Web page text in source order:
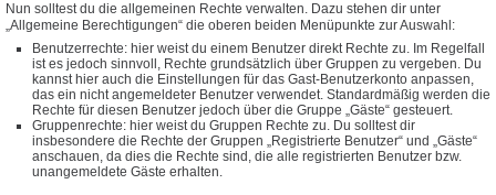
Nun solltest du die allgemeinen Rechte verwalten. Dazu stehen dir unter
„Allgemeine Berechtigungen“ die oberen beiden Menüpunkte zur Auswahl:
Benutzerrechte: hier weist du einem Benutzer direkt Rechte zu. Im Regelfall
ist es jedoch sinnvoll, Rechte grundsätzlich über Gruppen zu vergeben. Du
kannst hier auch die Einstellungen für das Gast-Benutzerkonto anpassen,
das ein nicht angemeldeter Benutzer verwendet. Standardmäßig werden die
Rechte für diesen Benutzer jedoch über die Gruppe „Gäste“ gesteuert.
Gruppenrechte: hier weist du Gruppen Rechte zu. Du solltest dir
insbesondere die Rechte der Gruppen „Registrierte Benutzer“ und „Gäste“
anschauen, da dies die Rechte sind, die alle registrierten Benutzer bzw.
unangemeldete Gäste erhalten.